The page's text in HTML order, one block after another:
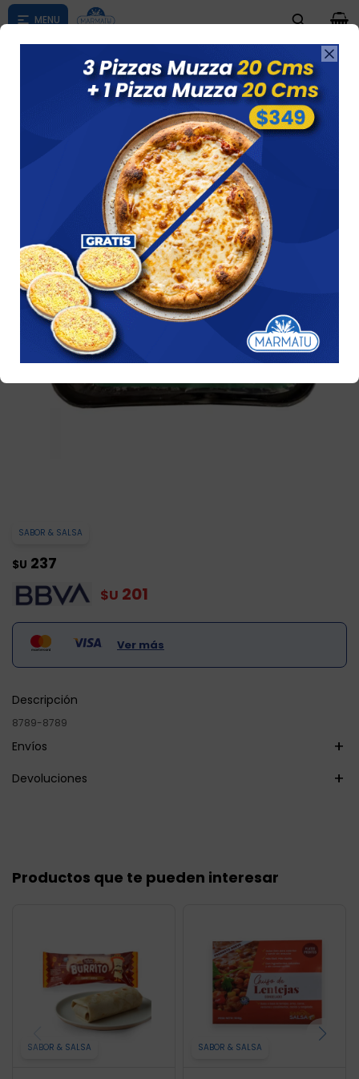

según su zona
0

Canelones De Verdura 360 Gramos Sabor Y
SABOR & SALSA
$U 237
$U 201
Ver más
Descripción
8789-8789
Envíos
Devoluciones
Productos que te pueden interesar
SABOR & SALSA SABOR & SALSA